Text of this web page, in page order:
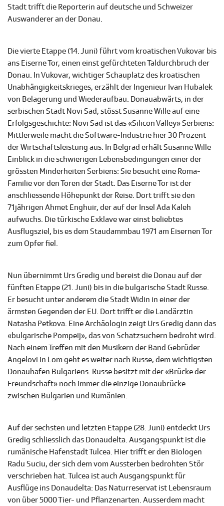
Stadt trifft die Reporterin auf deutsche und Schweizer
Auswanderer an der Donau.
Die vierte Etappe (14. Juni) führt vom kroatischen Vukovar bis
ans Eiserne Tor, einen einst gefürchteten Taldurchbruch der
Donau. In Vukovar, wichtiger Schauplatz des kroatischen
Unabhängigkeitskrieges, erzählt der Ingenieur Ivan Hubalek
von Belagerung und Wiederaufbau. Donauabwärts, in der
serbischen Stadt Novi Sad, stösst Susanne Wille auf eine
Erfolgsgeschichte: Novi Sad ist das «Silicon Valley» Serbiens:
Mittlerweile macht die Software-Industrie hier 30 Prozent
der Wirtschaftsleistung aus. In Belgrad erhält Susanne Wille
Einblick in die schwierigen Lebensbedingungen einer der
grössten Minderheiten Serbiens: Sie besucht eine Roma-
Familie vor den Toren der Stadt. Das Eiserne Tor ist der
anschliessende Höhepunkt der Reise. Dort trifft sie den
71jährigen Ahmet Enghuir, der auf der Insel Ada Kaleh
aufwuchs. Die türkische Exklave war einst beliebtes
Ausflugsziel, bis es dem Staudammbau 1971 am Eisernen Tor
zum Opfer fiel.
Nun übernimmt Urs Gredig und bereist die Donau auf der
fünften Etappe (21. Juni) bis in die bulgarische Stadt Russe.
Er besucht unter anderem die Stadt Widin in einer der
ärmsten Gegenden der EU. Dort trifft er die Landärztin
Natasha Petkova. Eine Archäologin zeigt Urs Gredig dann das
«bulgarische Pompeij», das von Schatzsuchern bedroht wird.
Nach einem Treffen mit den Musikern der Band Gebrüder
Angelovi in Lom geht es weiter nach Russe, dem wichtigsten
Donauhafen Bulgariens. Russe besitzt mit der «Brücke der
Freundschaft» noch immer die einzige Donaubrücke
zwischen Bulgarien und Rumänien.
Auf der sechsten und letzten Etappe (28. Juni) entdeckt Urs
Gredig schliesslich das Donaudelta. Ausgangspunkt ist die
rumänische Hafenstadt Tulcea. Hier trifft er den Biologen
Radu Suciu, der sich dem vom Aussterben bedrohten Stör
verschrieben hat. Tulcea ist auch Ausgangspunkt für
Ausflüge ins Donaudelta: Das Naturreservat ist Lebensraum
von über 5000 Tier- und Pflanzenarten. Ausserdem macht